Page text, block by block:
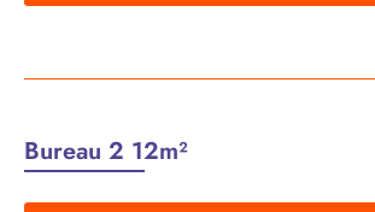
Bureau 2 12m²